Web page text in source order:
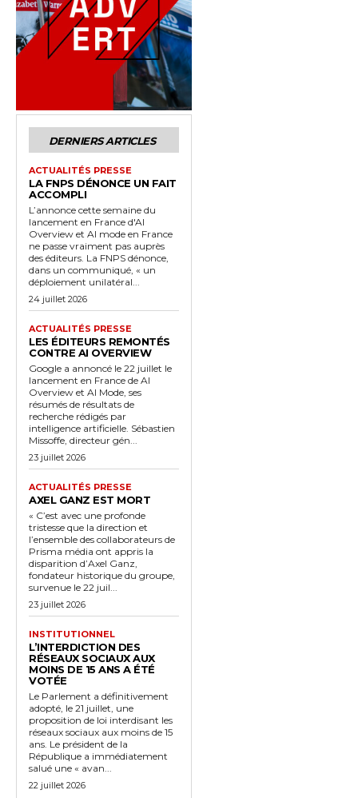
DERNIERS ARTICLES
ACTUALITÉS PRESSE
LA FNPS DÉNONCE UN FAIT
ACCOMPLI
L’annonce cette semaine du
lancement en France d'AI
Overview et AI mode en France
ne passe vraiment pas auprès
des éditeurs. La FNPS dénonce,
dans un communiqué, « un
déploiement unilatéral...
24 juillet 2026
ACTUALITÉS PRESSE
LES ÉDITEURS REMONTÉS
CONTRE AI OVERVIEW
Google a annoncé le 22 juillet le
lancement en France de AI
Overview et AI Mode, ses
résumés de résultats de
recherche rédigés par
intelligence artificielle. Sébastien
Missoffe, directeur gén...
23 juillet 2026
ACTUALITÉS PRESSE
AXEL GANZ EST MORT
« C’est avec une profonde
tristesse que la direction et
l’ensemble des collaborateurs de
Prisma média ont appris la
disparition d’Axel Ganz,
fondateur historique du groupe,
survenue le 22 juil...
23 juillet 2026
INSTITUTIONNEL
L’INTERDICTION DES
RÉSEAUX SOCIAUX AUX
MOINS DE 15 ANS A ÉTÉ
VOTÉE
Le Parlement a définitivement
adopté, le 21 juillet, une
proposition de loi interdisant les
réseaux sociaux aux moins de 15
ans. Le président de la
République a immédiatement
salué une « avan...
22 juillet 2026